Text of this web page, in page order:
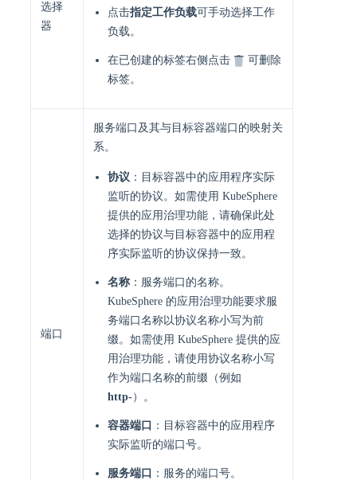
选择
器
点击指定工作负载可手动选择工作
负载。
在已创建的标签右侧点击
可删除
标签。
端口
服务端口及其与目标容器端口的映射关
系。
协议 ：目标容器中的应用程序实际
监听的协议。如需使用 KubeSphere
提供的应用治理功能，请确保此处
选择的协议与目标容器中的应用程
序实际监听的协议保持一致。
名称 ：服务端口的名称。
KubeSphere 的应用治理功能要求服
务端口名称以协议名称小写为前
缀。如需使用 KubeSphere 提供的应
用治理功能，请使用协议名称小写
作为端口名称的前缀（例如
http-）。
容器端口 ：目标容器中的应用程序
实际监听的端口号。
服务端口 ：服务的端口号。